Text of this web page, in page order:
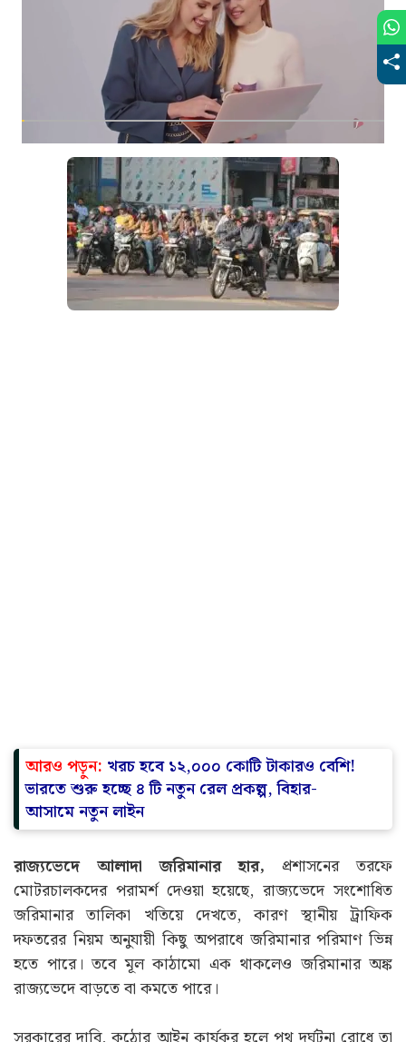
আরও পড়ুন: খরচ হবে ১২,০০০ কোটি টাকারও বেশি!
ভারতে শুরু হচ্ছে ৪ টি নতুন রেল প্রকল্প, বিহার-
আসামে নতুন লাইন
রাজ্যভেদে আলাদা জরিমানার হার, প্রশাসনের তরফে
মোটরচালকদের পরামর্শ দেওয়া হয়েছে, রাজ্যভেদে সংশোধিত
জরিমানার তালিকা খতিয়ে দেখতে, কারণ স্থানীয় ট্রাফিক
দফতরের নিয়ম অনুযায়ী কিছু অপরাধে জরিমানার পরিমাণ ভিন্ন
হতে পারে। তবে মূল কাঠামো এক থাকলেও জরিমানার অঙ্ক
রাজ্যভেদে বাড়তে বা কমতে পারে।